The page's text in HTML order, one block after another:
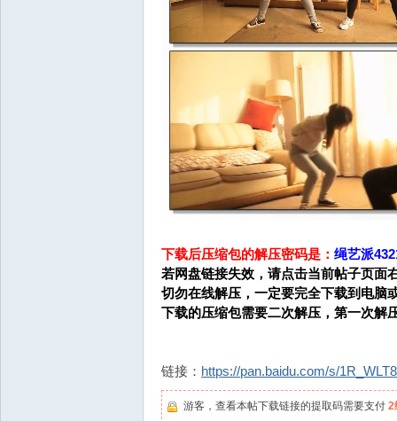
下载后压缩包的解压密码是： 绳艺派
若网盘链接失效，请点击当前帖子页面
切勿在线解压，一定要完全下载到电脑
下载的压缩包需要二次解压，第一次解
链接： https://pan.baidu.com/s/
游客，查看本帖下载链接的提取码需要支付 2